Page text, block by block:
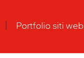
Portfolio siti web